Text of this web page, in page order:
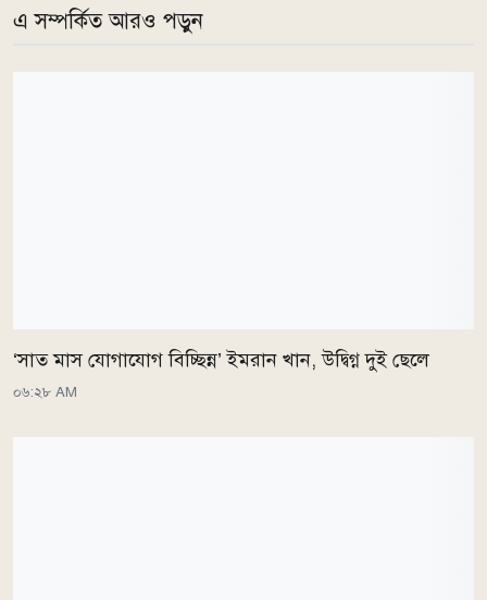
এ সম্পর্কিত আরও পড়ুন
‘সাত মাস যোগাযোগ বিচ্ছিন্ন’ ইমরান খান, উদ্বিগ্ন দুই ছেলে
০৬:২৮ AM